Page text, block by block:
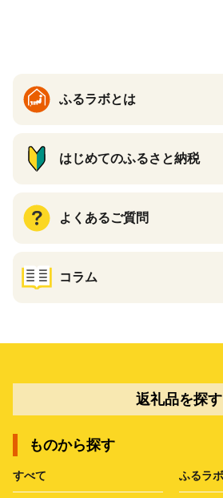
ふるラボとは
はじめてのふるさと納税
よくあるご質問
コラム
返礼品を探す
ものから探す
すべて ふるラ